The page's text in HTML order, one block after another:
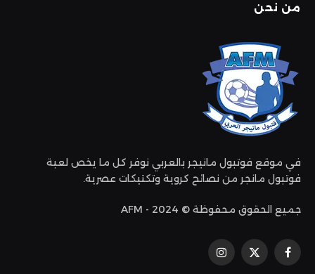
من نحن
في موقع فوتبول مانيجر بالعربي نوفر كل ما يخص لعبة
فوتبول مانجر من نصائح كروية وتكتيكات عصرية.
جميع الحقوق محفوظة © 2024 - AFM
فيسبوكإكس
الانستغرام